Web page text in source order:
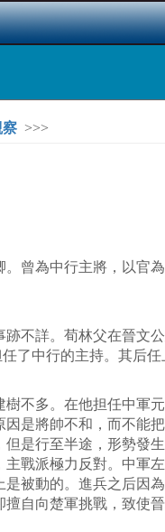
察 >>>
曾為中行主將，以官
不詳。荀林父在晉文
了中行的主持。其后
不多。在他担任中軍
是將帥不和，而不能
是行至半途，形勢發
戰派極力反對。中軍
被動的。進兵之后因
自向楚軍挑戰，致使